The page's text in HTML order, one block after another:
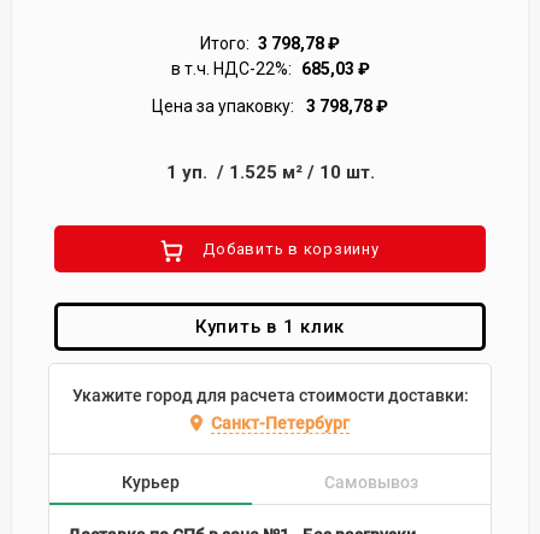
Итого: 3 798,78₽
в т.ч. НДС-22%:
685,03 ₽
Цена за упаковку:
3 798,78₽
1 уп. / 1.525 м²/ 10 шт.
Добавить в корзиину
Купить в 1 клик
Укажите город для расчета стоимости доставки:
Санкт-Петербург
Курьер Самовывоз